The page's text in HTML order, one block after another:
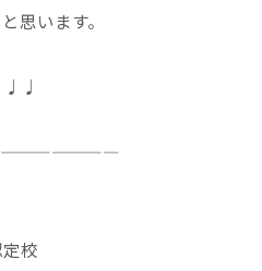
思います。
校